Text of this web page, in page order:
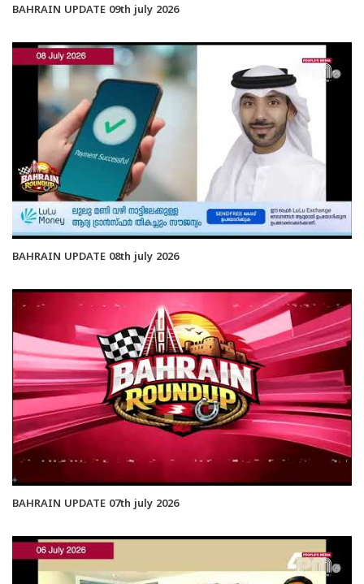
BAHRAIN UPDATE 09th july 2026
BAHRAIN UPDATE 08th july 2026
BAHRAIN UPDATE 07th july 2026